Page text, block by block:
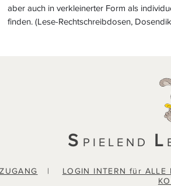
aber auch in verkleinerter Form als
finden. (Lese-Rechtschreibdosen,
S PIELEND L
| LOGIN INTERN für ALLE